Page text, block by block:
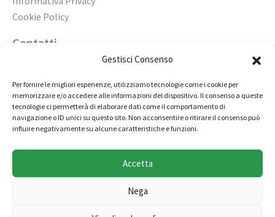
Gestisci Consenso
Per fornire le migliori esperienze, utilizziamo tecnologie come i cookie per
memorizzare e/o accedere alle informazioni del dispositivo. Il consenso a queste
tecnologie ci permetterà di elaborare dati come il comportamento di
navigazione o ID unici su questo sito. Non acconsentire o ritirare il consenso può
influire negativamente su alcune caratteristiche e funzioni.
Accetta
Nega
Cookie Policy
Contatti
02 98236472
info@immobiliarecasaelite.it